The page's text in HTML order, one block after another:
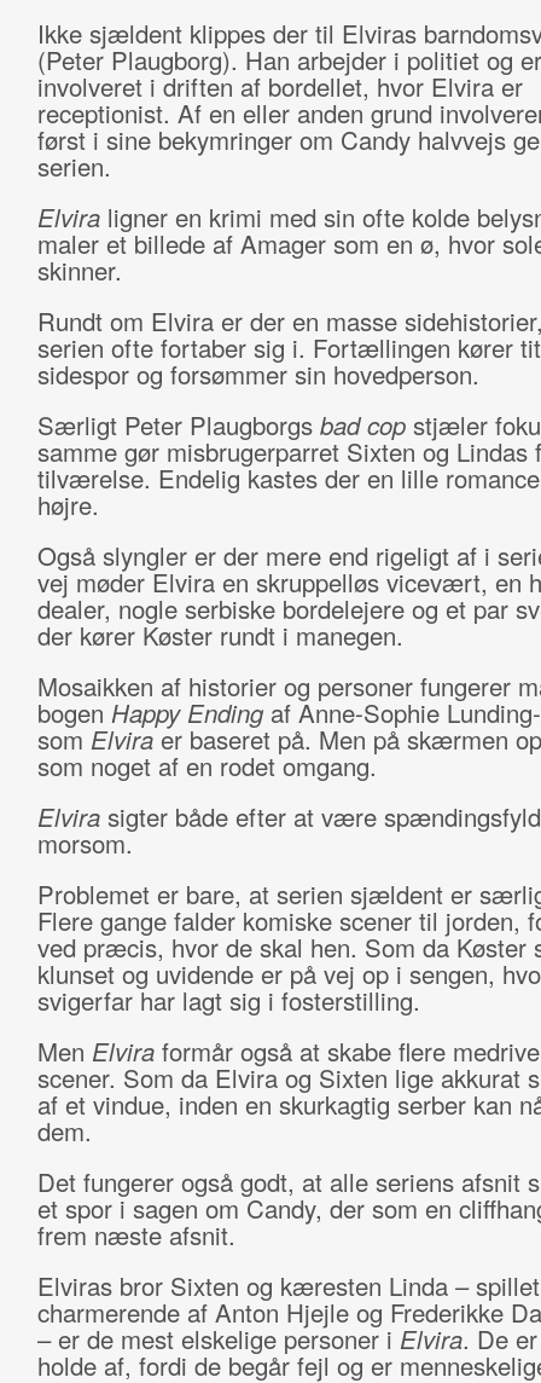
Ikke sjældent klippes der til Elviras
(Peter Plaugborg). Han arbejder i politiet og
involveret i driften af bordellet, hvor Elvira er
receptionist. Af en eller anden grund
først i sine bekymringer om Candy halvvejs
serien.
Elvira ligner en krimi med sin ofte kolde
maler et billede af Amager som en ø, hvor
skinner.
Rundt om Elvira er der en masse
serien ofte fortaber sig i. Fortællingen kører
sidespor og forsømmer sin hovedperson.
Særligt Peter Plaugborgs bad copstjæler
samme gør misbrugerparret Sixten og Lindas
tilværelse. Endelig kastes der en lille
højre.
Også slyngler er der mere end rigeligt af i
vej møder Elvira en skruppelløs vicevært, en
dealer, nogle serbiske bordelejere og et par
der kører Køster rundt i manegen.
Mosaikken af historier og personer fungerer
bogen Happy Ending af Anne-Sophie
som Elviraer baseret på. Men på skærmen
som noget af en rodet omgang.
Elvira sigter både efter at være
morsom.
Problemet er bare, at serien sjældent er
Flere gange falder komiske scener til jorden,
ved præcis, hvor de skal hen. Som da Køster
klunset og uvidende er på vej op i sengen,
svigerfar har lagt sig i fosterstilling.
Men Elviraformår også at skabe flere
scener. Som da Elvira og Sixten lige akkurat
af et vindue, inden en skurkagtig serber kan
dem.
Det fungerer også godt, at alle seriens afsnit
et spor i sagen om Candy, der som en
frem næste afsnit.
Elviras bror Sixten og kæresten Linda – spillet
charmerende af Anton Hjejle og Frederikke
– er de mest elskelige personer i Elvira. De
holde af, fordi de begår fejl og er